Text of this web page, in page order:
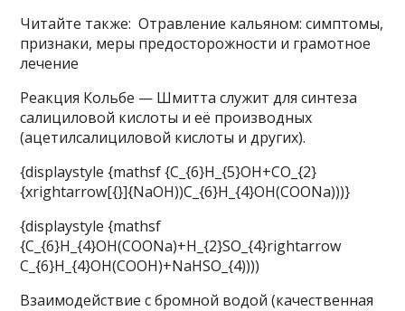
Читайте также: Отравление кальяном: симптомы,
признаки, меры предосторожности и грамотное
лечение
Реакция Кольбе — Шмитта служит для синтеза
салициловой кислоты и её производных
(ацетилсалициловой кислоты и других).
{displaystyle {mathsf {C_{6}H_{5}OH+CO_{2}
{xrightarrow[{}]{NaOH))C_{6}H_{4}OH(COONa)))}
{displaystyle {mathsf
{C_{6}H_{4}OH(COONa)+H_{2}SO_{4}rightarrow
C_{6}H_{4}OH(COOH)+NaHSO_{4))))
Взаимодействие с бромной водой (качественная